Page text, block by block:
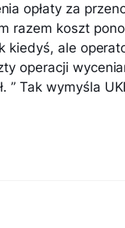
opłaty za
razem koszt
kiedyś, ale
operacji
” Tak wymyśla